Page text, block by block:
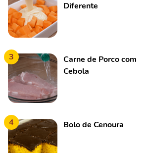
Diferente
3
Carne de Porco com
Cebola
4 Bolo de Cenoura